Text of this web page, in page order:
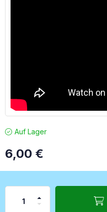
Auf Lager
6,00 €